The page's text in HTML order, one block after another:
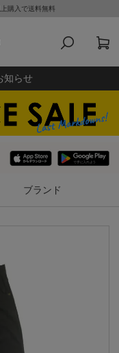
購入で送料無料
知らせ
ブランド